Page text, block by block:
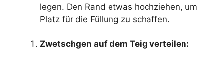
legen. Den Rand etwas hochziehen, um
Platz für die Füllung zu schaffen.
Zwetschgen auf dem Teig verteilen: